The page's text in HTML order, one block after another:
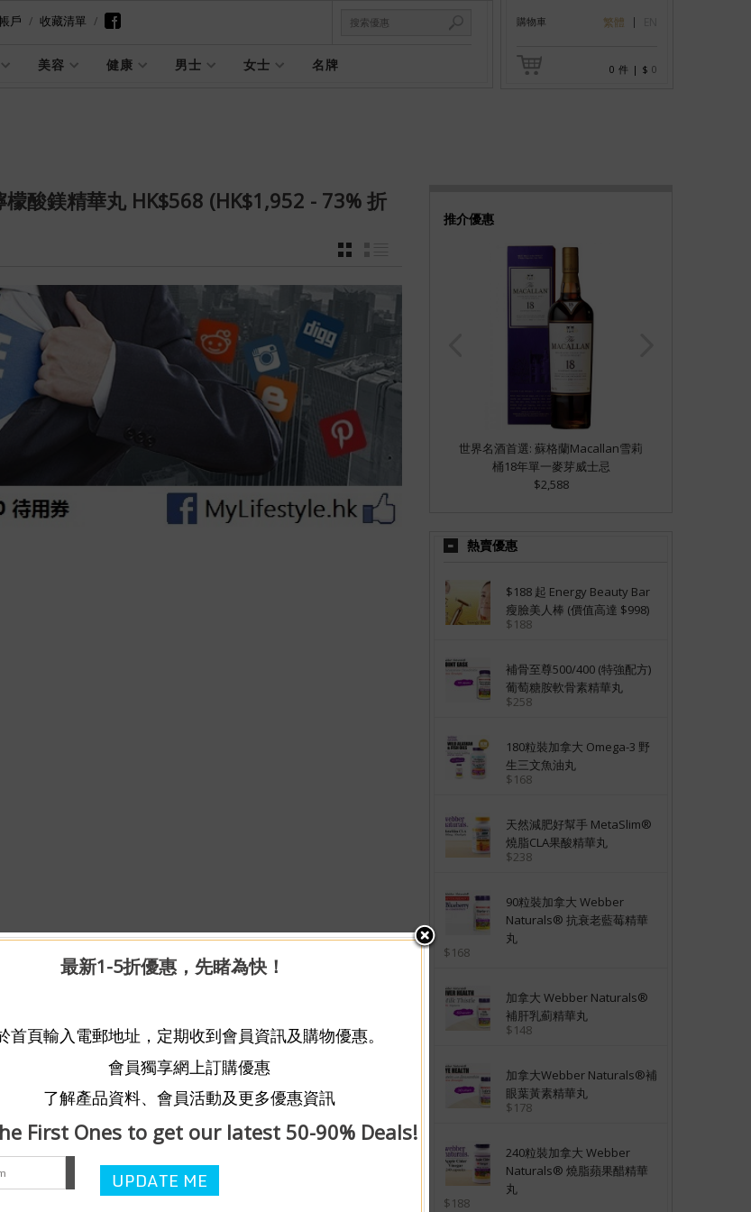
戶 收藏清單
美容 健康 男士 女士 名牌
購物車 繁體
0 件 | $ 0
酸鎂精華丸 HK$568 (HK$1,952 - 73% 折
推介優惠
世界名酒首選: 蘇格蘭Macallan雪莉
桶18年單一麥芽威士忌
$2,588
熱賣優惠
$188 起 Energy Beauty Bar
瘦臉美人棒 (價值高達 $998)
$188
補骨至尊500/400 (特強配方)
葡萄糖胺軟骨素精華丸
$258
180粒裝加拿大 Omega-3 野
生三文魚油丸
$168
天然減肥好幫手 MetaSlim®
燒脂CLA果酸精華丸
$238
90粒裝加拿大 Webber
Naturals® 抗衰老藍莓精華
丸
$168
加拿大 Webber Naturals®
補肝乳薊精華丸
$148
加拿大Webber Naturals®補
眼葉黃素精華丸
$178
240粒裝加拿大 Webber
Naturals® 燒脂蘋果醋精華
丸
$188
最新1-5折優惠，先睹為快！
首頁輸入電郵地址，定期收到會員資訊及購物優惠。
會員獨享網上訂購優惠
了解產品資料、會員活動及更多優惠資訊
First Ones to get our latest 50-90% Deals!